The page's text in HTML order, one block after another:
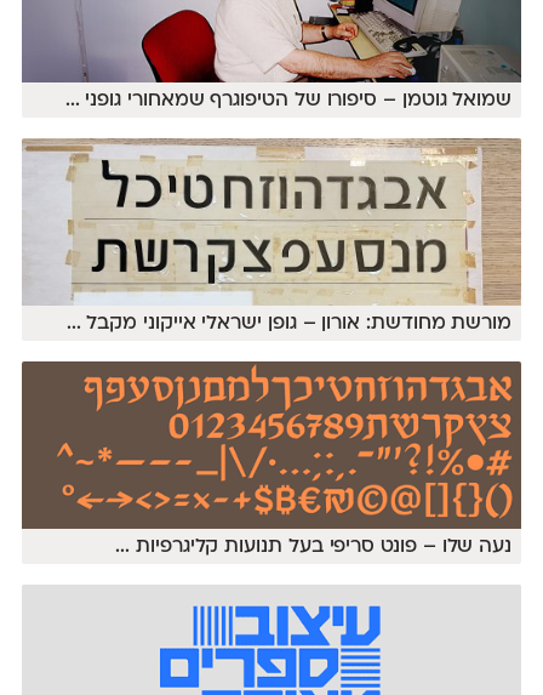
שמואל גוטמן – סיפורו של הטיפוגרף שמאחורי גופני ...
מורשת מחודשת: אורון – גופן ישראלי אייקוני מקבל...
נעה שלו – פונט סריפי בעל תנועות קליגרפיות...